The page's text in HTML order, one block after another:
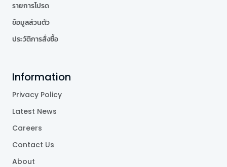
รายการโปรด
ข้อมูลส่วนตัว
ประวัติการสั่งซื้อ
Information
Privacy Policy
Latest News
Careers
Contact Us
About